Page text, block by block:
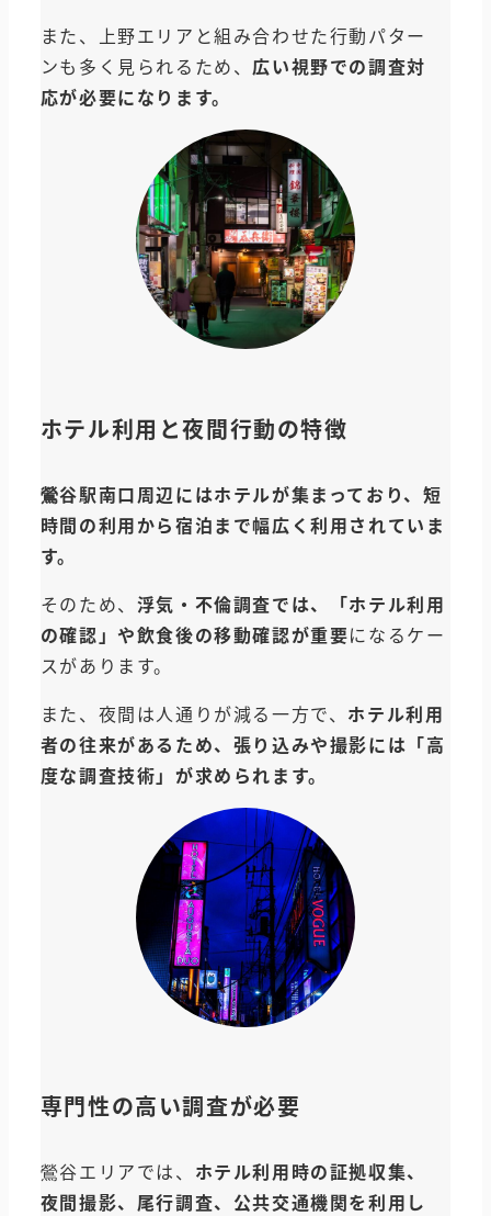
また、上野エリアと組み合わせた行動パター
ンも多く見られるため、広い視野での調査対
応が必要になります。
ホテル利用と夜間行動の特徴
鶯谷駅南口周辺にはホテルが集まっており、短
時間の利用から宿泊まで幅広く利用されていま
す。
そのため、 浮気・不倫調査では、「ホテル利用
の確認」や飲食後の移動確認が重要になるケー
スがあります。
また、夜間は人通りが減る一方で、 ホテル利用
者の往来があるため、張り込みや撮影には「高
度な調査技術」が求められます。
専門性の高い調査が必要
鶯谷エリアでは、 ホテル利用時の証拠収集、
夜間撮影、尾行調査、公共交通機関を利用し